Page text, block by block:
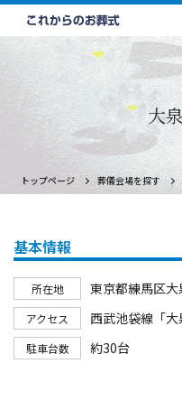
大
トップページ 葬儀会場を探す
基本情報
所在地 東京都練馬区
アクセス 西武池袋線「
駐車台数 約30台